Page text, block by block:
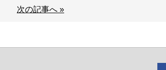
次の記事へ »